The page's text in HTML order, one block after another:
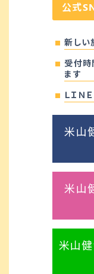
公式
新しい
受付時
ます
ＬＩＮ
米山
米山
米山